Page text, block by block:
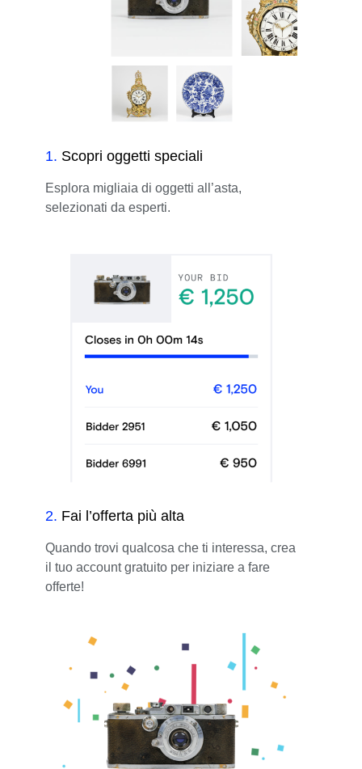
1. Scopri oggetti speciali
Esplora migliaia di oggetti all’asta,
selezionati da esperti.
2. Fai l’offerta più alta
Quando trovi qualcosa che ti interessa, crea
il tuo account gratuito per iniziare a fare
offerte!